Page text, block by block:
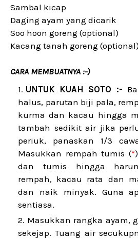
Sambal kicap
Daging ayam yang dicarik
Soo hoon goreng (optional)
Kacang tanah goreng (optional)
CARA MEMBUATNYA :-)
UNTUK KUAH SOTO :-
halus, parutan biji pala,
kurma dan kacau hingga
tambah sedikit air jika
periuk, panaskan 1/3
Masukkan rempah tumis (*
dan tumis hingga
rempah, kacau rata dan
dan naik minyak. Guna
sentiasa.
Masukkan rangka ayam,
sekejap. Tuang air